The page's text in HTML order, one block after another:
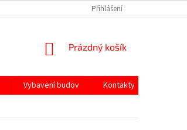
Přihlášení
NÁKUPNÍ
Prázdný košík
Vybavení budov
Kontakty